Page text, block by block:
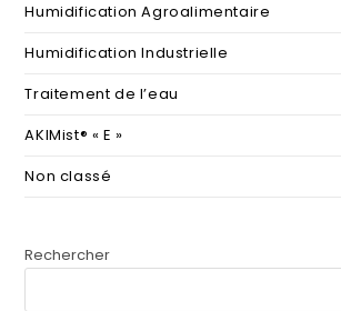
Humidification Agroalimentaire
Humidification Industrielle
Traitement de l’eau
AKIMist® « E »
Non classé
Rechercher